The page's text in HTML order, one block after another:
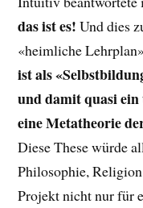
das ist es! Und dies
«heimliche
ist als
und damit quasi ein
eine Metatheorie
Diese These würde
Philosophie,
Projekt nicht nur für